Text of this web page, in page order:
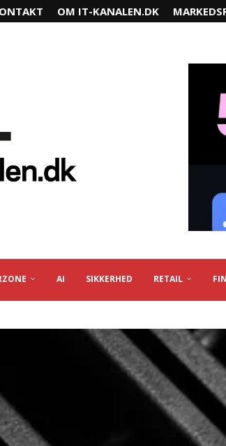
OM IT-KANALEN.DK
AI SIKKERHED RETAIL